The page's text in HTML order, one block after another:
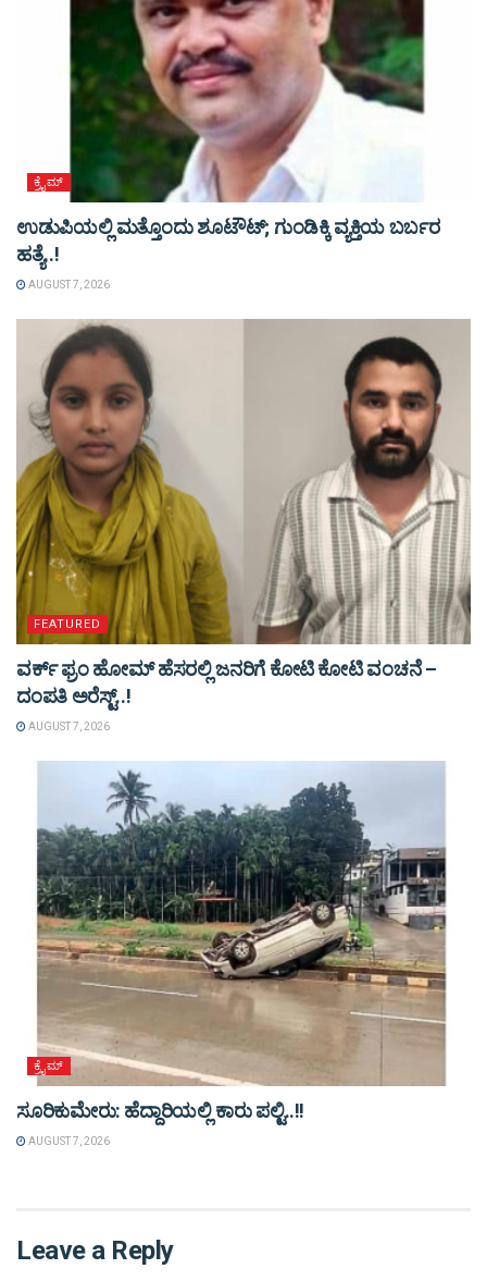
ಕ್ರೈಮ್
ಉಡುಪಿಯಲ್ಲಿ ಮತ್ತೊಂದು ಶೂಟೌಟ್‌; ಗುಂಡಿಕ್ಕಿ ವ್ಯಕ್ತಿಯ ಬರ್ಬರ
ಹತ್ಯೆ..!
AUGUST 7, 2026
FEATURED
ವರ್ಕ್ ಫ್ರಂ ಹೋಮ್ ಹೆಸರಲ್ಲಿ ಜನರಿಗೆ ಕೋಟಿ ಕೋಟಿ ವಂಚನೆ –
ದಂಪತಿ ಅರೆಸ್ಟ್..!
AUGUST 7, 2026
ಕ್ರೈಮ್
ಸೂರಿಕುಮೇರು: ಹೆದ್ದಾರಿಯಲ್ಲಿ ಕಾರು ಪಲ್ಟಿ..!!
AUGUST 7, 2026
Leave a Reply